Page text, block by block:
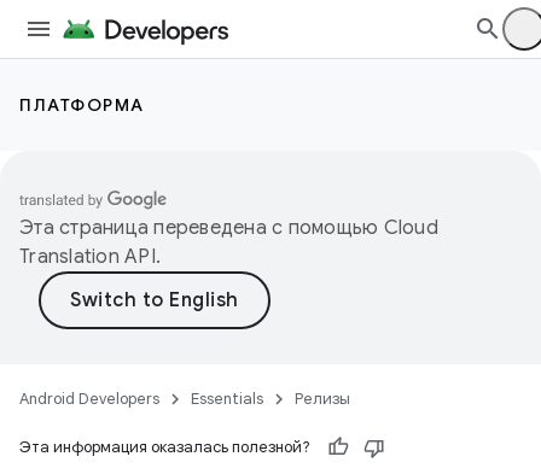
ПЛАТФОРМА
Эта страница переведена с помощью Cloud
Translation API.
Android Developers Essentials Релизы
Эта информация оказалась полезной?